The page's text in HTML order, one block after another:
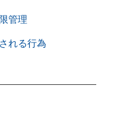
管理
れる行為